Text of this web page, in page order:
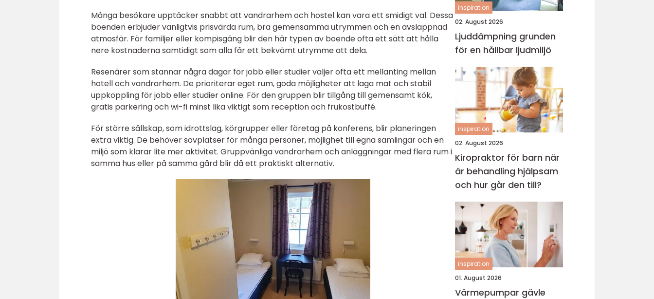
Många besökare upptäcker snabbt att vandrarhem och hostel kan vara ett smidigt val. Dessa
boenden erbjuder vanligtvis prisvärda rum, bra gemensamma utrymmen och en avslappnad
atmosfär. För familjer eller kompisgäng blir den här typen av boende ofta ett sätt att hålla
nere kostnaderna samtidigt som alla får ett bekvämt utrymme att dela.
Resenärer som stannar några dagar för jobb eller studier väljer ofta ett mellanting mellan
hotell och vandrarhem. De prioriterar eget rum, goda möjligheter att laga mat och stabil
uppkoppling för jobb eller studier online. För den gruppen blir tillgång till gemensamt kök,
gratis parkering och wi-fi minst lika viktigt som reception och frukostbuffé.
För större sällskap, som idrottslag, körgrupper eller företag på konferens, blir planeringen
extra viktig. De behöver sovplatser för många personer, möjlighet till egna samlingar och en
miljö som klarar lite mer aktivitet. Gruppvänliga vandrarhem och anläggningar med flera rum i
samma hus eller på samma gård blir då ett praktiskt alternativ.
inspiration
02. August 2026
Ljuddämpning grunden
för en hållbar ljudmiljö
inspiration
02. August 2026
Kiropraktor för barn när
är behandling hjälpsam
och hur går den till?
inspiration
01. August 2026
Värmepumpar gävle